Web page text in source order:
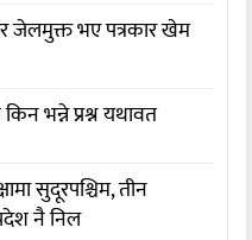
जेलमुक्त भए पत्रकार खेम
भन्ने प्रश्न यथावत
सुदूरपश्चिम, तीन
नै निल